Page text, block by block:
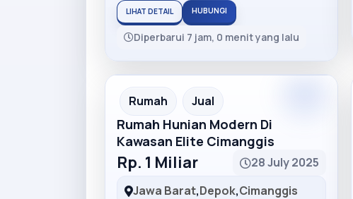
LIHAT DETAIL HUBUNGI
Diperbarui 7 jam, 0 menit yang lalu
Recommended
Rumah Jual
Rumah Hunian Modern Di
Kawasan Elite Cimanggis
Rp. 1 Miliar
28 July 2025
Jawa Barat,Depok,Cimanggis